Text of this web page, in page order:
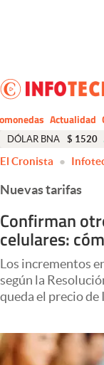
Dólar
Economía y Política
Finanzas y Mercados
Mercados Online
Negocios
Columnistas
Apertura
Clase
Actualidad
DÓLAR BNA $ 1520
El Cronista
Nuevas tarifas
Confirman
celulares:
Los incrementos
según la
queda el precio